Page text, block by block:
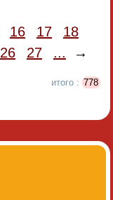
16 17
18
26 27 ... →
итого : 778